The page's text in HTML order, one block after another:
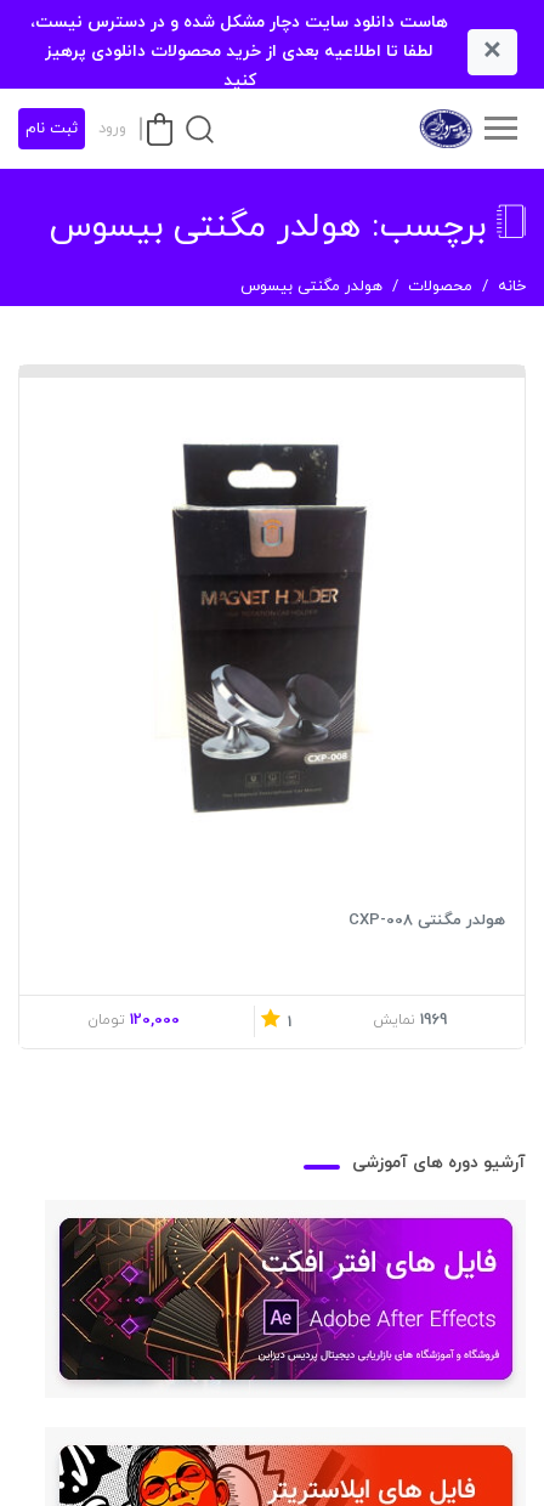
×
هاست دانلود سایت دچار مشکل شده و در دسترس نیست،
لطفا تا اطلاعیه بعدی از خرید محصولات دانلودی پرهیز
کنید
ورود ثبت نام
برچسب: هولدر مگنتی بیسوس
خانه محصولات هولدر مگنتی بیسوس
هولدر مگنتی CXP-008
1969 نمایش 1
120,000 تومان
آرشیو دوره های آموزشی